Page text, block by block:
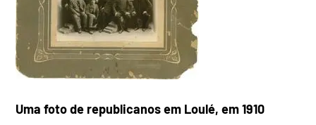
Uma foto de republicanos em Loulé, em 1910